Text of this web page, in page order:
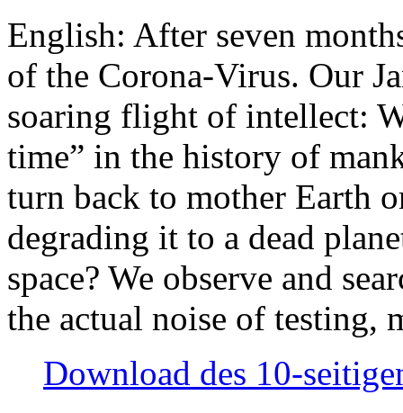
English: After seven
of the Corona-Virus. Our
soaring flight of intellect:
time” in the history of
turn back to mother Earth
degrading it to a dead
space? We observe and
the actual noise of testing,
Download des 10-